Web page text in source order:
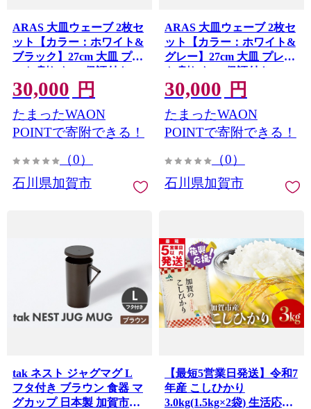
ARAS 大皿ウェーブ 2枚セ
ット【カラー：ホワイト&
ブラック】27cm 大皿 プレ
ート 割れない 保証付き
ARAS エイラス 色が選べ
る 皿 食器 うつわ 贈り物
ギフト 3万円 30000円 F6P-
2590
30,000 円
たまったWAON
POINTで寄附できる！
（0）
石川県加賀市
ARAS 大皿ウェーブ 2枚セ
ット【カラー：ホワイト&
グレー】27cm 大皿 プレー
ト 割れない 保証付き
ARAS エイラス 色が選べ
る 皿 食器 うつわ 贈り物
ギフト 3万円 30000円 F6P-
2589
30,000 円
たまったWAON
POINTで寄附できる！
（0）
石川県加賀市
tak ネスト ジャグマグ L
フタ付き ブラウン 食器 マ
グカップ 日本製 加賀市
【最短5営業日発送】令和7
年産 こしひかり
3.0kg(1.5kg×2袋) 生活応援